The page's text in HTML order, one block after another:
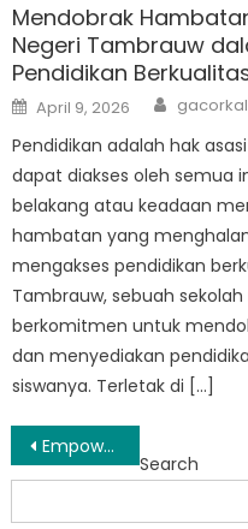
Mendobrak
Negeri Tambrauw
Pendidikan
Posted
on
April 9, 2026 Author
Pendidikan adalah hak
dapat diakses oleh semua
belakang atau keadaan
hambatan yang
mengakses pendidikan
Tambrauw, sebuah
berkomitmen untuk
dan menyediakan
siswanya. Terletak di […]
Post
navigation
Empowering Youth Through Layanan Disdik Tambrauw’s Innovative Programs
Search